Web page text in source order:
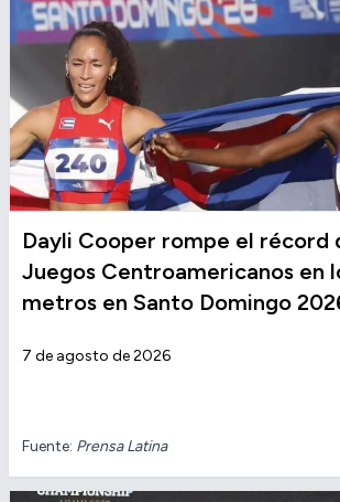
Dayli Cooper rompe el récord
Juegos Centroamericanos en
metros en Santo Domingo
7 de agosto de 2026
Fuente: Prensa Latina